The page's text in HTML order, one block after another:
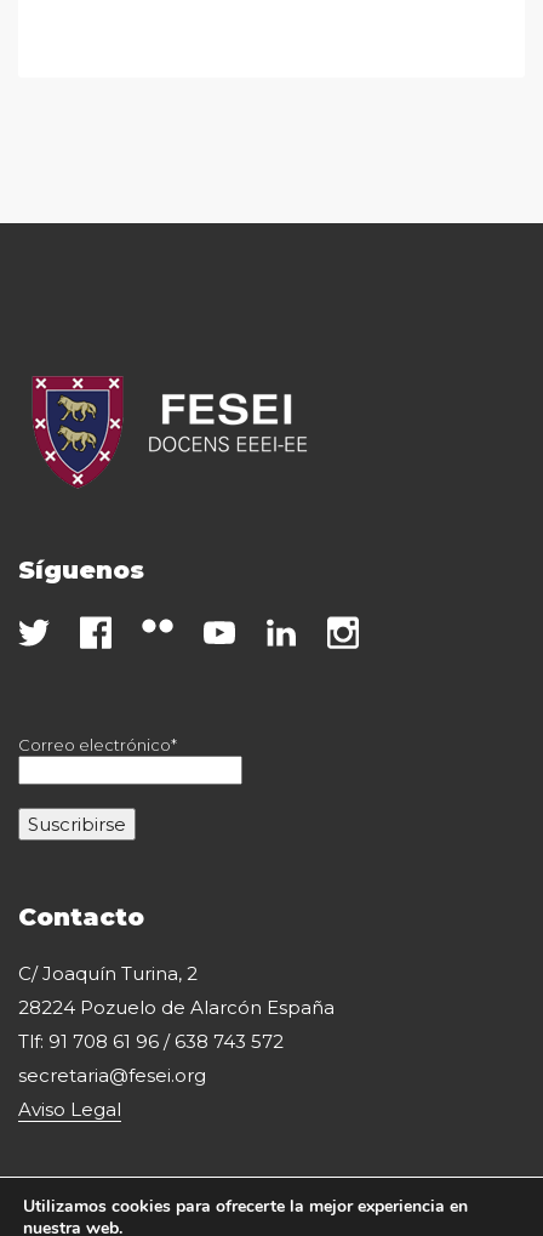
Síguenos
Correo electrónico*
Contacto
C/ Joaquín Turina, 2
28224 Pozuelo de Alarcón España
Tlf: 91 708 61 96 / 638 743 572
secretaria@fesei.org
Aviso Legal
Utilizamos cookies para ofrecerte la mejor experiencia en
nuestra web.